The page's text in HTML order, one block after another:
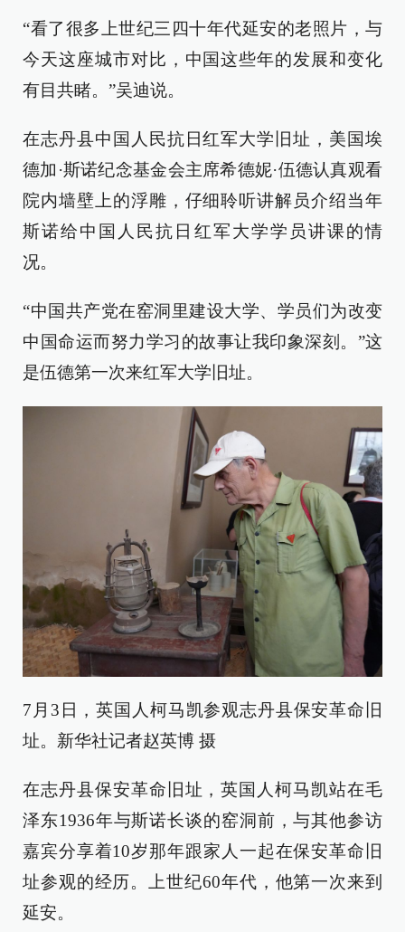
“看了很多上世纪三四十年代延安的老照片，与
今天这座城市对比，中国这些年的发展和变化
有目共睹。”吴迪说。
在志丹县中国人民抗日红军大学旧址，美国埃
德加·斯诺纪念基金会主席希德妮·伍德认真观看
院内墙壁上的浮雕，仔细聆听讲解员介绍当年
斯诺给中国人民抗日红军大学学员讲课的情
况。
“中国共产党在窑洞里建设大学、学员们为改变
中国命运而努力学习的故事让我印象深刻。”这
是伍德第一次来红军大学旧址。
7月3日，英国人柯马凯参观志丹县保安革命旧
址。新华社记者赵英博 摄
在志丹县保安革命旧址，英国人柯马凯站在毛
泽东1936年与斯诺长谈的窑洞前，与其他参访
嘉宾分享着10岁那年跟家人一起在保安革命旧
址参观的经历。上世纪60年代，他第一次来到
延安。